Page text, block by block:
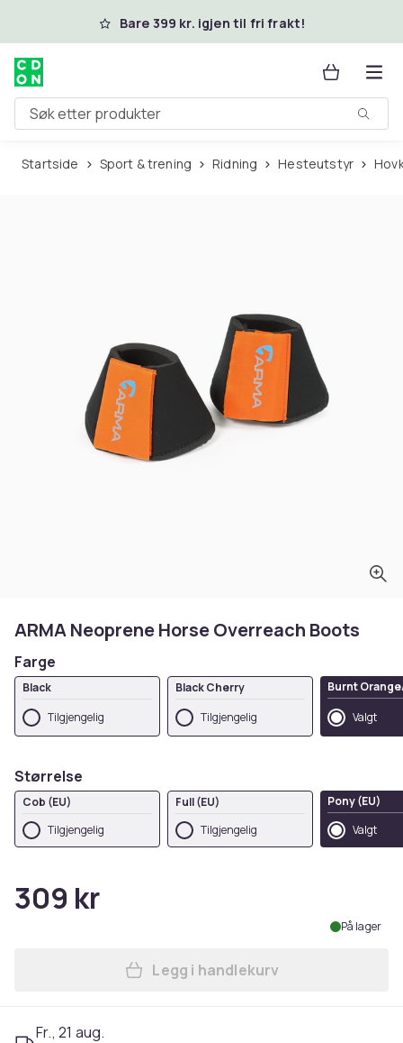
Hopp til hovedinnholdBare 399 kr. igjen til fri frakt!
Søk etter produkter
Startside Sport & trening Ridning Hesteutstyr
ARMA Neoprene Horse Overreach Boots
Farge
Black
Tilgjengelig
Black Cherry
Tilgjengelig
Burnt
Valgt
Størrelse
Cob (EU)
Tilgjengelig
Full (EU)
Tilgjengelig
Pony (EU)
Valgt
309 kr
På lager
Legg ARMA Neoprene
Legg i handlekurv
Fr., 21 aug.